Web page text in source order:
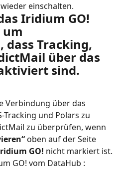
einschalten.
Iridium GO!
um
dass Tracking,
über das
sind.
Verbindung über das
Tracking und Polars zu
zu überprüfen, wenn
oben auf der Seite
GO! nicht markiert ist.
GO! vom DataHub :